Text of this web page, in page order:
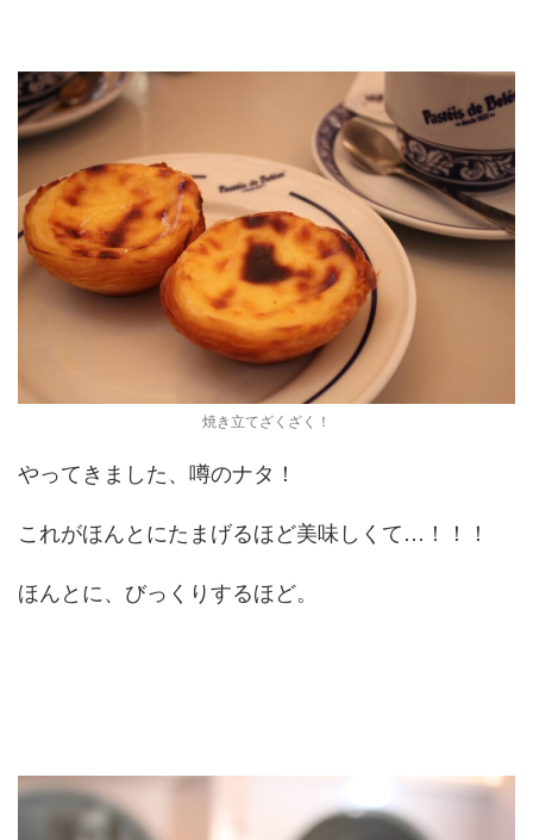
焼き立てざくざく！
やってきました、噂のナタ！
これがほんとにたまげるほど美味しくて…！！！
ほんとに、びっくりするほど。